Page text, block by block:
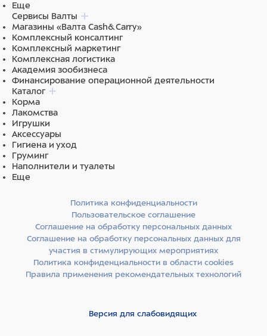
Еще
Сервисы Валты
Магазины «Валта Cash&Carry»
Комплексный консалтинг
Комплексный маркетинг
Комплексная логистика
Академия зообизнеса
Финансирование операционной деятельности
Каталог
Корма
Лакомства
Игрушки
Аксессуары
Гигиена и уход
Груминг
Наполнители и туалеты
Еще
Политика конфиденциальности
Пользовательское соглашение
Соглашение на обработку персональных данных
Соглашение на обработку персональных данных для
участия в стимулирующих мероприятиях
Политика конфиденциальности в области cookies
Правила применения рекомендательных технологий
Версия для слабовидящих